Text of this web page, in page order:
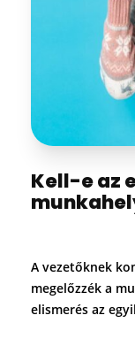
Kell-e az
A vezetőknek
megelőzzék a
elismerés az